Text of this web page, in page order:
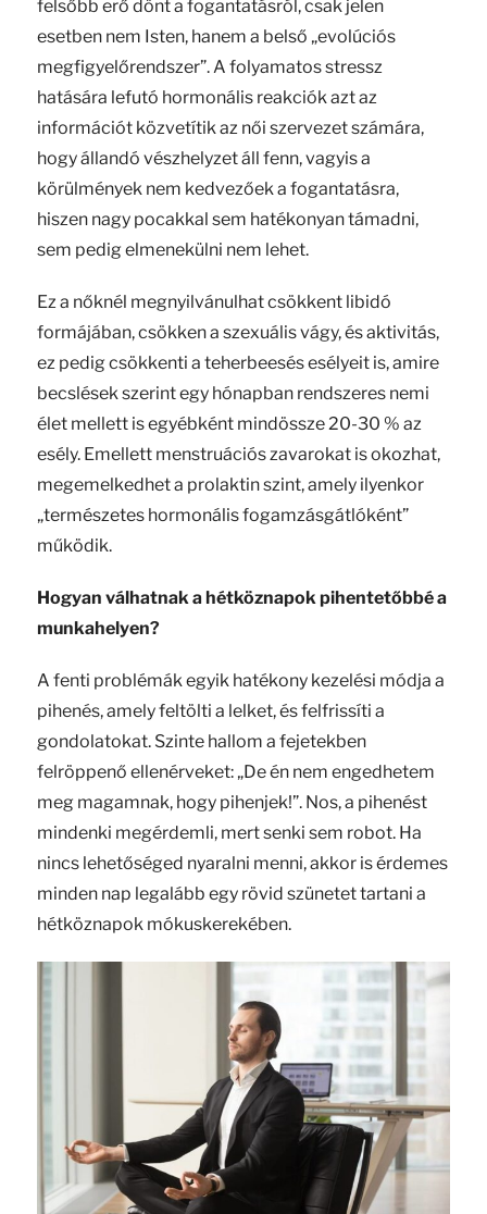
felsőbb erő dönt a fogantatásról, csak jelen
esetben nem Isten, hanem a belső „evolúciós
megfigyelőrendszer”. A folyamatos stressz
hatására lefutó hormonális reakciók azt az
információt közvetítik az női szervezet számára,
hogy állandó vészhelyzet áll fenn, vagyis a
körülmények nem kedvezőek a fogantatásra,
hiszen nagy pocakkal sem hatékonyan támadni,
sem pedig elmenekülni nem lehet.
Ez a nőknél megnyilvánulhat csökkent libidó
formájában, csökken a szexuális vágy, és aktivitás,
ez pedig csökkenti a teherbeesés esélyeit is, amire
becslések szerint egy hónapban rendszeres nemi
élet mellett is egyébként mindössze 20-30 % az
esély. Emellett menstruációs zavarokat is okozhat,
megemelkedhet a prolaktin szint, amely ilyenkor
„természetes hormonális fogamzásgátlóként”
működik.
Hogyan válhatnak a hétköznapok pihentetőbbé a
munkahelyen?
A fenti problémák egyik hatékony kezelési módja a
pihenés, amely feltölti a lelket, és felfrissíti a
gondolatokat. Szinte hallom a fejetekben
felröppenő ellenérveket: „De én nem engedhetem
meg magamnak, hogy pihenjek!”. Nos, a pihenést
mindenki megérdemli, mert senki sem robot. Ha
nincs lehetőséged nyaralni menni, akkor is érdemes
minden nap legalább egy rövid szünetet tartani a
hétköznapok mókuskerekében.